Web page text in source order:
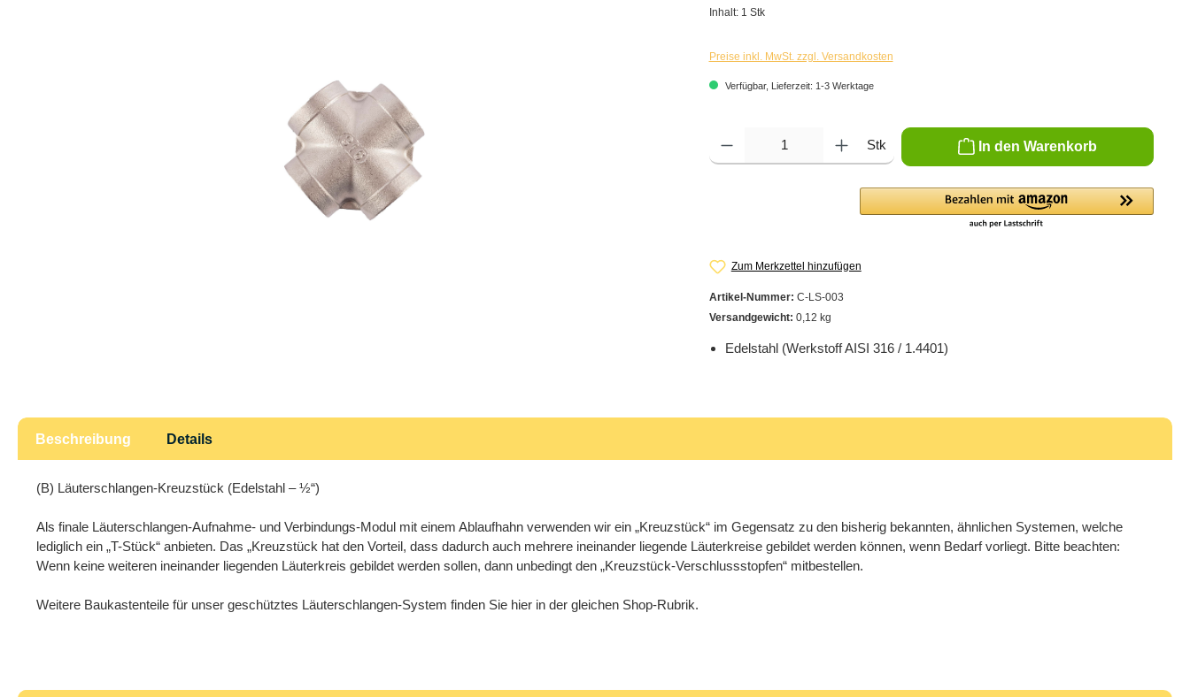
Inhalt: 1 Stk
Preise inkl. MwSt. zzgl. Versandkosten
Verfügbar, Lieferzeit: 1-3 Werktage
Produkt Anzahl: Gib den gewünschten Wert ein oder benutze die Schaltflächen um die Anzahl zu
Stk In den Warenkorb
Zum Merkzettel hinzufügen
Artikel-Nummer: C-LS-003
Versandgewicht: 0,12 kg
Edelstahl (Werkstoff AISI 316 / 1.4401)
Beschreibung Details
(B) Läuterschlangen-Kreuzstück (Edelstahl – ½“)
Als finale Läuterschlangen-Aufnahme- und Verbindungs-Modul mit einem Ablaufhahn verwenden wir ein „Kreuzstück“ im Gegensatz zu den bisherig bekannten, ähnlichen Systemen, welche
lediglich ein „T-Stück“ anbieten. Das „Kreuzstück hat den Vorteil, dass dadurch auch mehrere ineinander liegende Läuterkreise gebildet werden können, wenn Bedarf vorliegt. Bitte beachten:
Wenn keine weiteren ineinander liegenden Läuterkreis gebildet werden sollen, dann unbedingt den „Kreuzstück-Verschlussstopfen“ mitbestellen.
Weitere Baukastenteile für unser geschütztes Läuterschlangen-System finden Sie hier in der gleichen Shop-Rubrik.